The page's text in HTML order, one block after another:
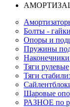
Болты -
Опоры и
Пружины
Тяги рулевые
Тяги
Шаровые
РАЗНОЕ по